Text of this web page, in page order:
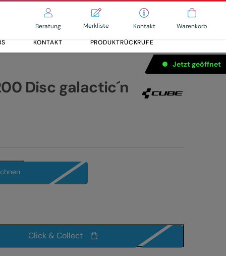
Beratung Merkliste Kontakt Warenkorb
Alle entdecken
Alle entdecken
KONTAKT PRODUKTRÜCKRUFE
Jetzt geöffnet
Disc galactic´n
Click & Collect